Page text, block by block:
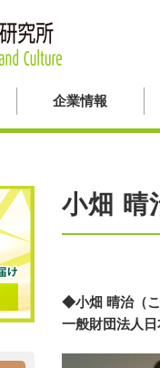
企業情報
小畑 晴
◆小畑 晴治（
一般財団法人